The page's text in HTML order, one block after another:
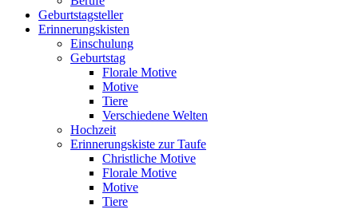
Geburtstagsteller
Erinnerungskisten
Einschulung
Geburtstag
Florale Motive
Motive
Tiere
Verschiedene Welten
Hochzeit
Erinnerungskiste zur Taufe
Christliche Motive
Florale Motive
Motive
Tiere